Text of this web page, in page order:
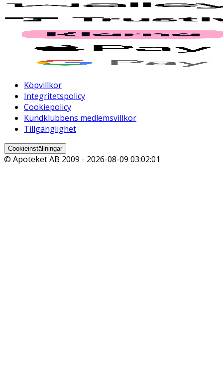
Köpvillkor
Integritetspolicy
Cookiepolicy
Kundklubbens medlemsvillkor
Tillgänglighet
Cookieinställningar
© Apoteket AB 2009 - 2026-08-09 03:02:01